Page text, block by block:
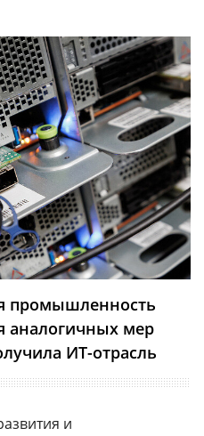
промышленность
аналогичных мер
ИТ-отрасль
и